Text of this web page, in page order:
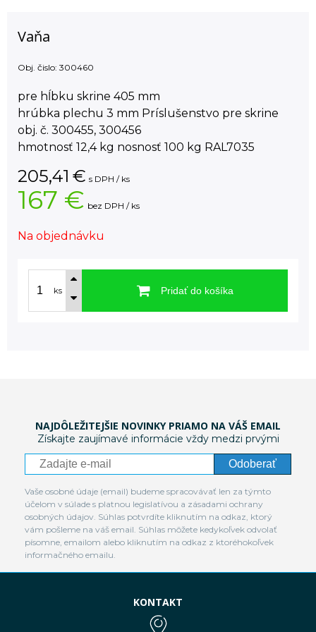
Vaňa
Obj. čislo: 300460
pre hĺbku skrine 405 mm
hrúbka plechu 3 mm Príslušenstvo pre skrine
obj. č. 300455, 300456
hmotnosť 12,4 kg nosnosť 100 kg RAL7035
205,41 € s DPH / ks
167 € bez DPH / ks
Na objednávku
ks Pridať do košíka
NAJDÔLEŽITEJŠIE NOVINKY PRIAMO NA VÁŠ EMAIL
Získajte zaujímavé informácie vždy medzi prvými
Odoberať
Vaše osobné údaje (email) budeme spracovávať len za týmto
účelom v súlade s platnou legislatívou a zásadami ochrany
osobných údajov. Súhlas potvrdíte kliknutím na odkaz, ktorý
vám pošleme na váš email. Súhlas môžete kedykoľvek odvolať
písomne, emailom alebo kliknutím na odkaz z ktoréhokoľvek
informačného emailu.
KONTAKT